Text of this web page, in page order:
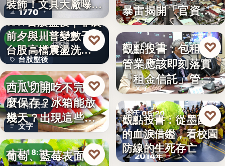
1770
裝飾！文具大廠曝重
要…
台股盤後
今天 18:33
台股盤後
170.79
0807台股盤後｜非農
前夕與川普變數干擾
台股高檔震盪洗…
♡
今天 18:30
食物安全
文字
西瓜切開吃不完怎
麼保存？冰箱能放
幾天？出現這些狀
況別再吃
♡
今天 18:29
葡萄、藍莓表面的
♡
文字
暴雷揭開「官資共
生」的制…
今天 06:25
租賃政策
文字
觀點投書：包租代
管業應該即刻落實
「租金信託」管理
制度！才…
♡
今天 06:20
教育社會
2014年
觀點投書：從墨西哥
的血淚借鑑，看校園
防線的生死存亡
♡